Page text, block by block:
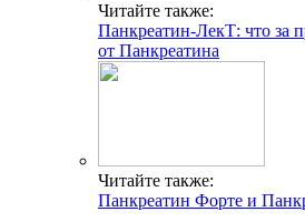
Читайте также:
Панкреатин-ЛекТ: что за
от Панкреатина
Читайте также:
Панкреатин Форте и